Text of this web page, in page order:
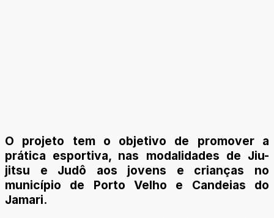
O projeto tem o objetivo de promover a
prática esportiva, nas modalidades de Jiu-
jitsu e Judô aos jovens e crianças no
município de Porto Velho e Candeias do
Jamari.